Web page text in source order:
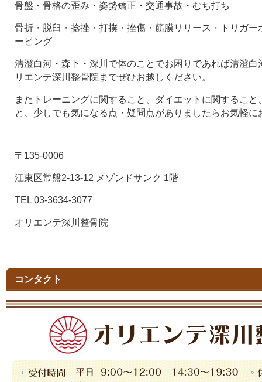
骨盤・骨格の歪み・姿勢矯正・交通事故・むち打ち
骨折・脱臼・捻挫・打撲・挫傷・筋膜リリース・トリガー
ーピング
清澄白河・森下・深川で体のことでお困りであれば清澄
リエンテ深川整骨院までぜひお越しください。
またトレーニングに関すること、ダイエットに関するこ
と、少しでも気になる点・疑問点がありましたらお気軽に
〒135-0006
江東区常盤2-13-12 メゾンドサンク 1階
TEL 03-3634-3077
オリエンテ深川整骨院
コンタクト